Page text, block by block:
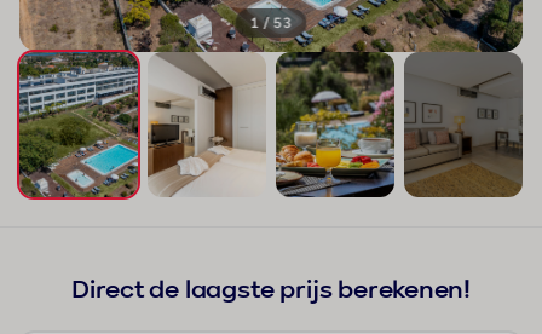
1 / 53
Direct de laagste prijs berekenen!